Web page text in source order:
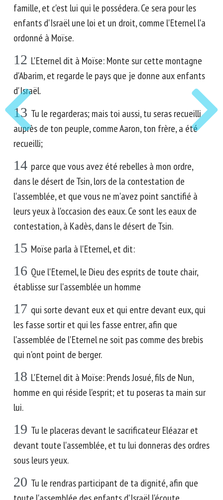
famille, et c'est lui qui le possédera. Ce sera pour les
enfants d'Israël une loi et un droit, comme l'Eternel l'a
ordonné à Moïse.
12 L'Eternel dit à Moïse: Monte sur cette montagne
d'Abarim, et regarde le pays que je donne aux enfants
d'Israël.
13 Tu le regarderas; mais toi aussi, tu seras recueilli
auprès de ton peuple, comme Aaron, ton frère, a été
recueilli;
14 parce que vous avez été rebelles à mon ordre,
dans le désert de Tsin, lors de la contestation de
l'assemblée, et que vous ne m'avez point sanctifié à
leurs yeux à l'occasion des eaux. Ce sont les eaux de
contestation, à Kadès, dans le désert de Tsin.
15 Moïse parla à l'Eternel, et dit:
16 Que l'Eternel, le Dieu des esprits de toute chair,
établisse sur l'assemblée un homme
17 qui sorte devant eux et qui entre devant eux, qui
les fasse sortir et qui les fasse entrer, afin que
l'assemblée de l'Eternel ne soit pas comme des brebis
qui n'ont point de berger.
18 L'Eternel dit à Moïse: Prends Josué, fils de Nun,
homme en qui réside l'esprit; et tu poseras ta main sur
lui.
19 Tu le placeras devant le sacrificateur Eléazar et
devant toute l'assemblée, et tu lui donneras des ordres
sous leurs yeux.
20 Tu le rendras participant de ta dignité, afin que